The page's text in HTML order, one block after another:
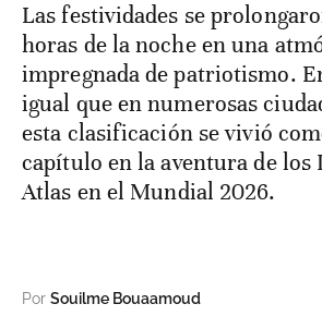
Las festividades se
horas de la noche en una
impregnada de patriotismo.
igual que en numerosas
esta clasificación se vivió
capítulo en la aventura de los
Atlas en el Mundial 2026.
Por Souilme Bouaamoud